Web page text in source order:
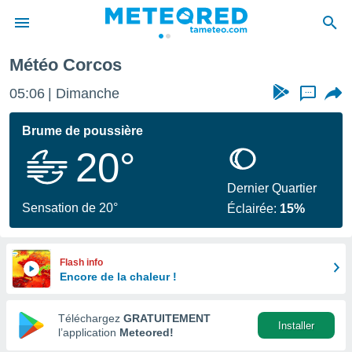
de
en
Météo Corcos
05:06 Dimanche ...
Brume de poussière
20°
Sensation de 20°
Dernier Quartier
Éclairée: 15%
Flash info
Encore de la chaleur !
Téléchargez GRATUITEMENT
l’application Meteored!
Installer